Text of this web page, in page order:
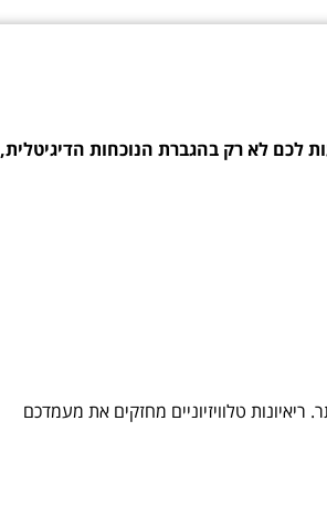
לכם לא רק בהגברת הנוכחות הדיגיטלית,
טלוויזיוניים מחזקים את מעמדכם